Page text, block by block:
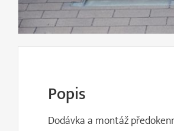
Popis
Dodávka a montáž